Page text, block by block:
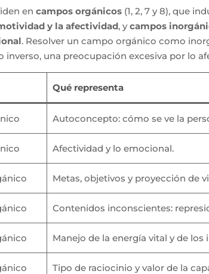
encampos orgánicos (1, 2, 7 y 8), que
y la afectividad, ycampos
. Resolver un campo orgánico como
inverso, una preocupación excesiva por lo
Qué representa
Autoconcepto: cómo se ve la
Afectividad y lo emocional.
Metas, objetivos y proyección de
Contenidos inconscientes:
Manejo de la energía vital y de los
Tipo de raciocinio y valor de la